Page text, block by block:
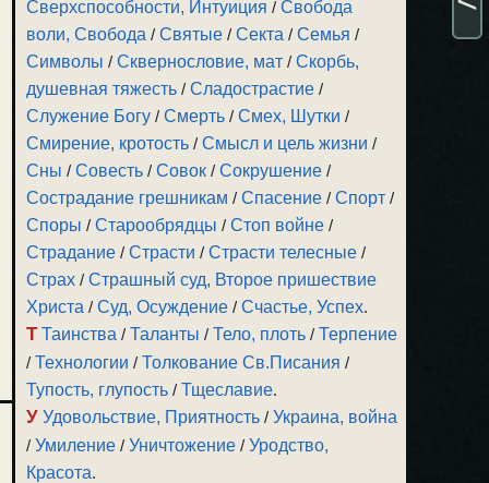
Сверхспособности, Интуиция /Свобода
воли, Свобода /Святые /Секта /Семья /
Символы /Сквернословие, мат /Скорбь,
душевная тяжесть /Сладострастие /
Служение Богу /Смерть /Смех, Шутки /
Смирение, кротость /Смысл и цель жизни /
Сны /Совесть /Совок /Сокрушение /
Сострадание грешникам /Спасение /Спорт /
Споры /Старообрядцы /Стоп войне /
Страдание /Страсти /Страсти телесные /
Страх /Страшный суд, Второе пришествие
Христа /Суд, Осуждение /Счастье, Успех.
Т Таинства /Таланты /Тело, плоть /Терпение
/Технологии /Толкование Св.Писания /
Тупость, глупость /Тщеславие.
У Удовольствие, Приятность /Украина, война
/Умиление /Уничтожение /Уродство,
Красота.